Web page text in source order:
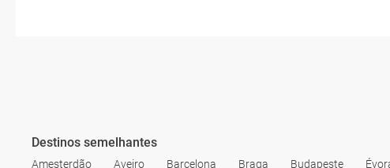
Destinos semelhantes
Amesterdão Aveiro Barcelona Braga Budapeste